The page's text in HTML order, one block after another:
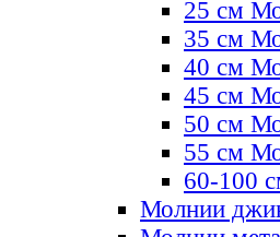
25 см
35 см
40 см
45 см
50 см
55 см
60-100
Молнии